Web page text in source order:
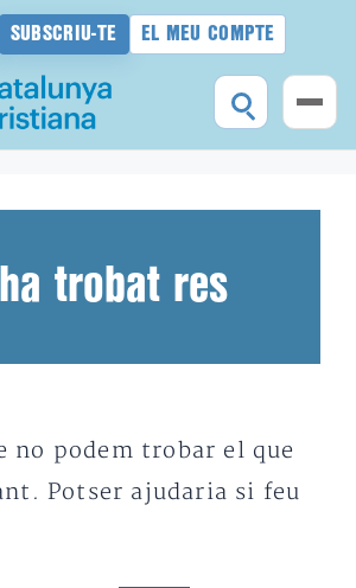
SUBSCRIU-TE EL MEU COMPTE
trobat res
no podem trobar el que
Potser ajudaria si feu